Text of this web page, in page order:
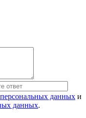
данных и
данных.